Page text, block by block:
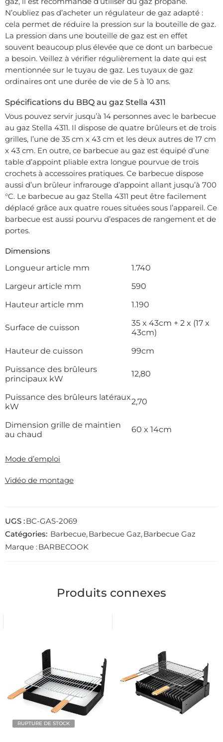
N’oubliez pas d’acheter un régulateur de gaz adapté :
cela permet de réduire la pression sur la bouteille de gaz.
La pression dans une bouteille de gaz est en effet
souvent beaucoup plus élevée que ce dont un barbecue
a besoin. Veillez à vérifier régulièrement la date qui est
mentionnée sur le tuyau de gaz. Les tuyaux de gaz
ordinaires ont une durée de vie de 5 à 10 ans.
Spécifications du BBQ au gaz Stella 4311
Vous pouvez servir jusqu’à 14 personnes avec le barbecue
au gaz Stella 4311. Il dispose de quatre brûleurs et de trois
grilles, l’une de 35 cm x 43 cm et les deux autres de 17 cm
x 43 cm. En outre, ce barbecue au gaz est équipé d’une
table d’appoint pliable extra longue pourvue de trois
crochets à accessoires pratiques. Ce barbecue dispose
aussi d’un brûleur infrarouge d’appoint allant jusqu’à 700
°C. Le barbecue au gaz Stella 4311 peut être facilement
déplacé grâce aux quatre roues situées sous l’appareil. Ce
barbecue est aussi pourvu d’espaces de rangement et de
portes.
Dimensions
Longueur article mm
1.740
Largeur article mm
590
Hauteur article mm
1.190
Surface de cuisson
35 x 43cm + 2 x (17 x
43cm)
Hauteur de cuisson
99cm
Puissance des brûleurs
principaux kW
12,80
Puissance des brûleurs latéraux
kW
2,70
Dimension grille de maintien
au chaud
60 x 14cm
Mode d’emploi
Vidéo de montage
UGS :BC-GAS-2069
Catégories: Barbecue,Barbecue Gaz,Barbecue Gaz
Marque :BARBECOOK
Produits connexes
RUPTURE DE STOCK